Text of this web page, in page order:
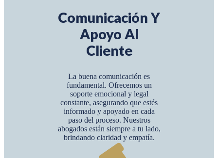
Comunicación Y
Apoyo Al
Cliente
La buena comunicación es
fundamental. Ofrecemos un
soporte emocional y legal
constante, asegurando que estés
informado y apoyado en cada
paso del proceso. Nuestros
abogados están siempre a tu lado,
brindando claridad y empatía.